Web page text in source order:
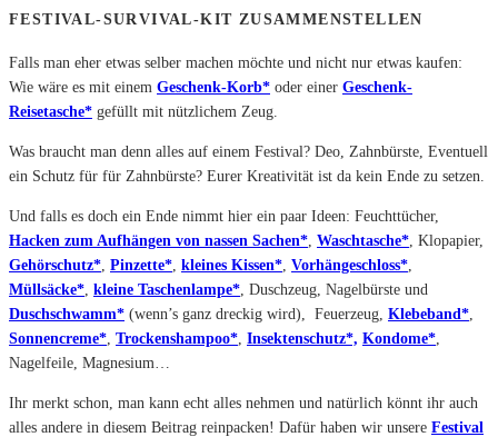
FESTIVAL-SURVIVAL-KIT ZUSAMMENSTELLEN
Falls man eher etwas selber machen möchte und nicht nur etwas kaufen:
Wie wäre es mit einem Geschenk-Korb* oder einer Geschenk-
Reisetasche* gefüllt mit nützlichem Zeug.
Was braucht man denn alles auf einem Festival? Deo, Zahnbürste, Eventuell
ein Schutz für für Zahnbürste? Eurer Kreativität ist da kein Ende zu setzen.
Und falls es doch ein Ende nimmt hier ein paar Ideen: Feuchttücher,
Hacken zum Aufhängen von nassen Sachen*, Waschtasche*, Klopapier,
Gehörschutz*, Pinzette*, kleines Kissen*, Vorhängeschloss*,
Müllsäcke*, kleine Taschenlampe*, Duschzeug, Nagelbürste und
Duschschwamm* (wenn’s ganz dreckig wird), Feuerzeug, Klebeband*,
Sonnencreme*, Trockenshampoo*, Insektenschutz*, Kondome*,
Nagelfeile, Magnesium…
Ihr merkt schon, man kann echt alles nehmen und natürlich könnt ihr auch
alles andere in diesem Beitrag reinpacken! Dafür haben wir unsere Festival